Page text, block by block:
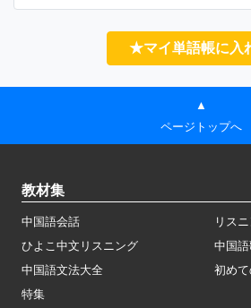
★マイ単語帳に入
▲
ページトップへ
教材集
中国語会話
リス
ひよこ中文リスニング
中国語
中国語文法大全
初め
特集